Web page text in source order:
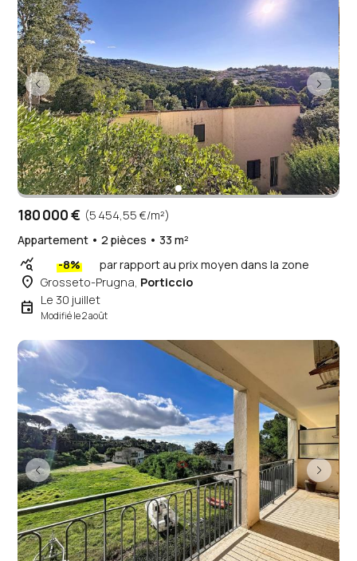
180 000 € (5 454,55 €/m²)
Appartement • 2 pièces • 33 m²
query_stats -8% par rapport au prix moyen dans la zone
place Grosseto-Prugna, Porticcio
event Le 30 juillet
Modifié le 2 août